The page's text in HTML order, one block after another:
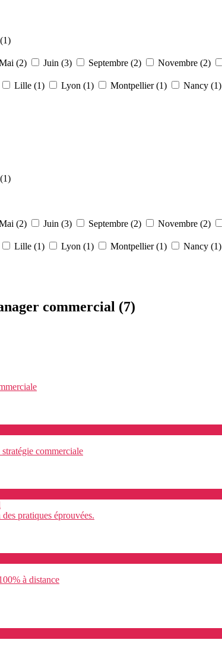
(2) Juin (3) Septembre (2) Novembre (2)
Lille (1) Lyon (1) Montpellier (1) Nancy (1)
(2) Juin (3) Septembre (2) Novembre (2)
Lille (1) Lyon (1) Montpellier (1) Nancy (1)
commercial (7)
commerciale
pratiques éprouvées.
à distance